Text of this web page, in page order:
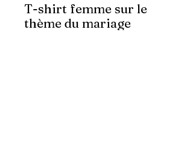
T-shirt femme sur le
thème du mariage